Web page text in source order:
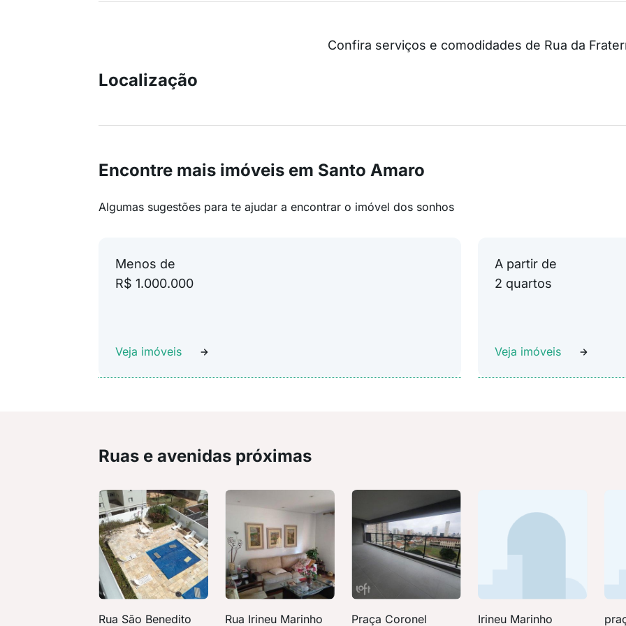
Localização
Confira serviços e comodidades de Rua da
Encontre mais imóveis em Santo Amaro
Algumas sugestões para te ajudar a encontrar o imóvel dos sonhos
Menos de
R$ 1.000.000
Veja imóveis
A partir de
2 quartos
Veja imóveis
Ruas e avenidas próximas
Rua São Benedito Rua Irineu Marinho Praça Coronel Irineu Marinho